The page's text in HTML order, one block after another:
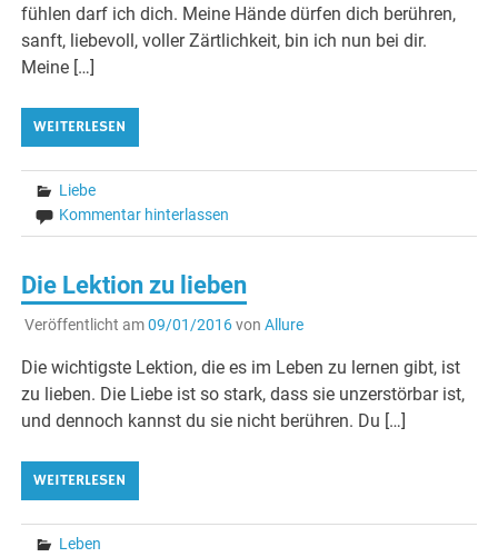
fühlen darf ich dich. Meine Hände dürfen dich berühren,
sanft, liebevoll, voller Zärtlichkeit, bin ich nun bei dir.
Meine […]
WEITERLESEN
Liebe
Kommentar hinterlassen
Die Lektion zu lieben
Veröffentlicht am09/01/2016von Allure
Die wichtigste Lektion, die es im Leben zu lernen gibt, ist
zu lieben. Die Liebe ist so stark, dass sie unzerstörbar ist,
und dennoch kannst du sie nicht berühren. Du […]
WEITERLESEN
Leben